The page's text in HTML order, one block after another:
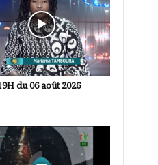
du 06 août 2026